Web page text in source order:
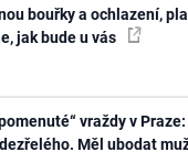
bouřky a ochlazení,
jak bude u vás
vraždy v
Měl ubodat